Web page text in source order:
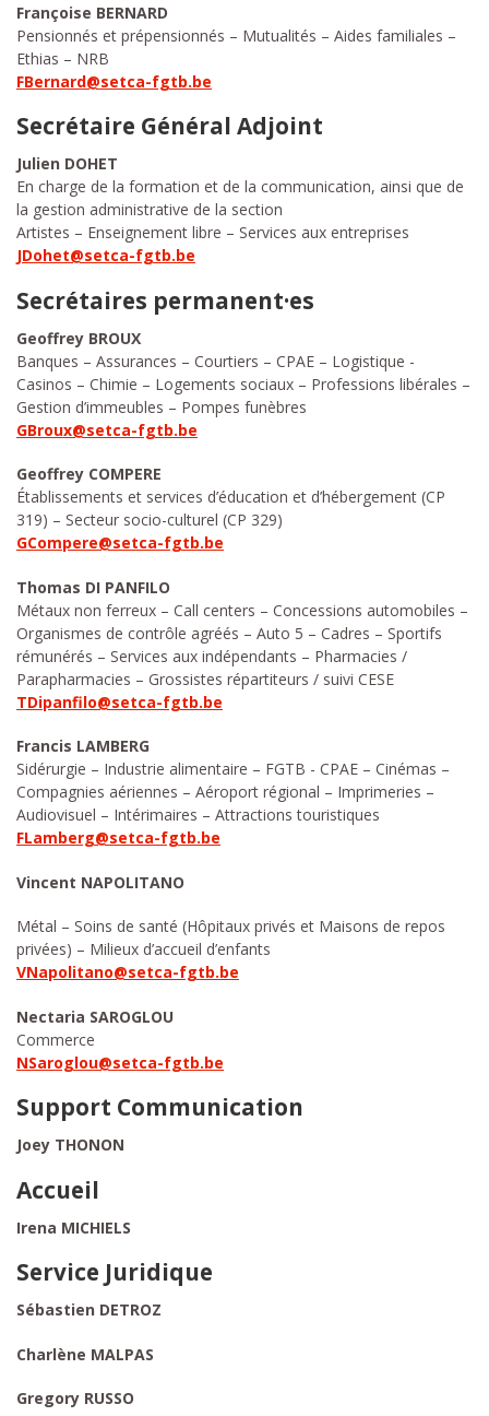
Françoise BERNARD
Pensionnés et prépensionnés – Mutualités – Aides familiales –
Ethias – NRB
FBernard@setca-fgtb.be
Secrétaire Général Adjoint
Julien DOHET
En charge de la formation et de la communication, ainsi que de
la gestion administrative de la section
Artistes – Enseignement libre – Services aux entreprises
JDohet@setca-fgtb.be
Secrétaires permanent·es
Geoffrey BROUX
Banques – Assurances – Courtiers – CPAE – Logistique -
Casinos – Chimie – Logements sociaux – Professions libérales –
Gestion d’immeubles – Pompes funèbres
GBroux@setca-fgtb.be
Geoffrey COMPERE
Établissements et services d’éducation et d’hébergement (CP
319) – Secteur socio-culturel (CP 329)
GCompere@setca-fgtb.be
Thomas DI PANFILO
Métaux non ferreux – Call centers – Concessions automobiles –
Organismes de contrôle agréés – Auto 5 – Cadres – Sportifs
rémunérés – Services aux indépendants – Pharmacies /
Parapharmacies – Grossistes répartiteurs / suivi CESE
TDipanfilo@setca-fgtb.be
Francis LAMBERG
Sidérurgie – Industrie alimentaire – FGTB - CPAE – Cinémas –
Compagnies aériennes – Aéroport régional – Imprimeries –
Audiovisuel – Intérimaires – Attractions touristiques
FLamberg@setca-fgtb.be
Vincent NAPOLITANO
Métal – Soins de santé (Hôpitaux privés et Maisons de repos
privées) – Milieux d’accueil d’enfants
VNapolitano@setca-fgtb.be
Nectaria SAROGLOU
Commerce
NSaroglou@setca-fgtb.be
Support Communication
Joey THONON
Accueil
Irena MICHIELS
Service Juridique
Sébastien DETROZ
Charlène MALPAS
Gregory RUSSO